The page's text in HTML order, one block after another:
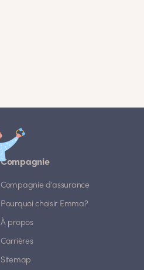
Compagnie
Compagnie d'assurance
Pourquoi choisir Emma?
À propos
Carrières
Sitemap